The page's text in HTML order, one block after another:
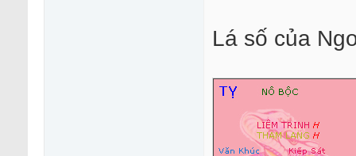
Lá số của